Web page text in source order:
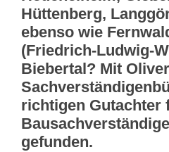
Hüttenberg,
ebenso wie
(Friedrich-Ludwig-
Biebertal? Mit
richtigen Gutachter
gefunden.